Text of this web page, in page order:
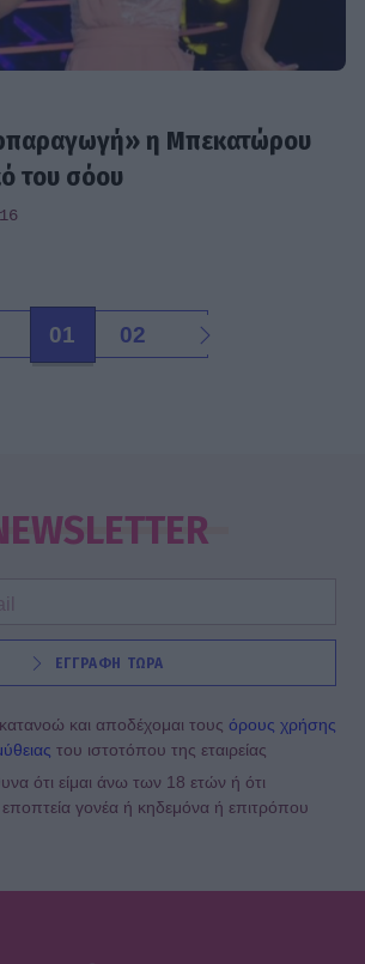
η Μπεκατώρου
του σόου
01 02
ΕΓΓΡΑΦΗ ΤΩΡΑ
και αποδέχομαι τους όρους χρήσης
του ιστοτόπου της εταιρείας
ότι είμαι άνω των 18 ετών ή ότι
γονέα ή κηδεμόνα ή επιτρόπου